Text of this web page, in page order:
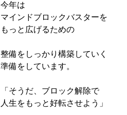
今年は
マインドブロックバスターを
もっと広げるための
整備をしっかり構築していく
準備をしています。
「そうだ、ブロック解除で
人生をもっと好転させよう」